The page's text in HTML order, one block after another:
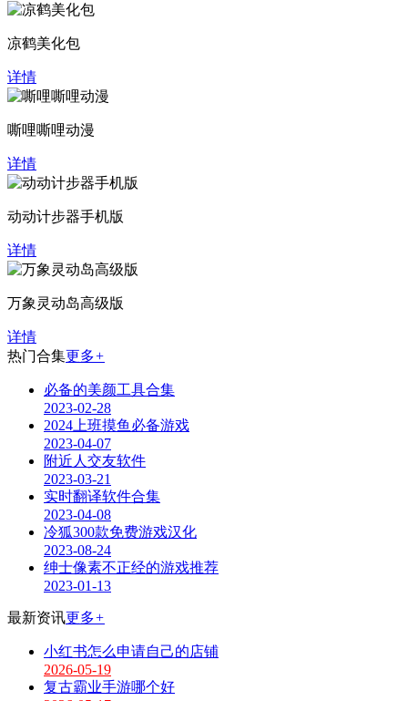
凉鹤美化包
详情
嘶哩嘶哩动漫
详情
动动计步器手机版
详情
万象灵动岛高级版
详情
热门合集更多+
必备的美颜工具合集
2023-02-28
2024上班摸鱼必备游戏
2023-04-07
附近人交友软件
2023-03-21
实时翻译软件合集
2023-04-08
冷狐300款免费游戏汉化
2023-08-24
绅士像素不正经的游戏推荐
2023-01-13
最新资讯更多+
小红书怎么申请自己的店铺
2026-05-19
复古霸业手游哪个好